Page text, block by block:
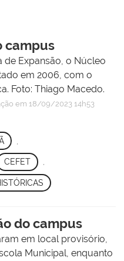
campus
de Expansão, o Núcleo
em 2006, com o
Foto: Thiago Macedo.
em 18/09/2023 14h53
CEFET ,
do campus
em local provisório,
Municipal, enquanto